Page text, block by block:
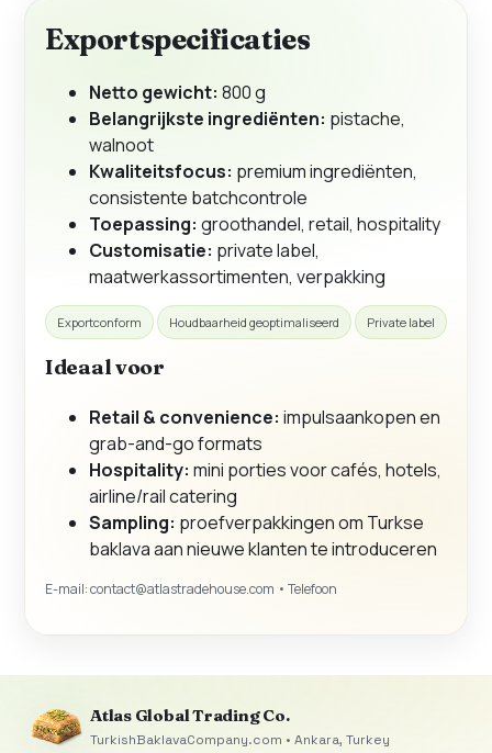
Exportspecificaties
Netto gewicht: 800 g
Belangrijkste ingrediënten: pistache,
walnoot
Kwaliteitsfocus: premium ingrediënten,
consistente batchcontrole
Toepassing: groothandel, retail, hospitality
Customisatie: private label,
maatwerkassortimenten, verpakking
Exportconform Houdbaarheid geoptimaliseerd Private label
Ideaal voor
Retail & convenience: impulsaankopen en
grab-and-go formats
Hospitality: mini porties voor cafés, hotels,
airline/rail catering
Sampling: proefverpakkingen om Turkse
baklava aan nieuwe klanten te introduceren
E-mail:contact@atlastradehouse.com • Telefoon
Atlas Global Trading Co.
TurkishBaklavaCompany.com • Ankara, Turkey